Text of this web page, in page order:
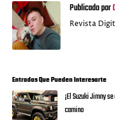
Publicado por
Revista
Entradas Que Pueden Interesarte
¡El Suzuki Jimny
camino